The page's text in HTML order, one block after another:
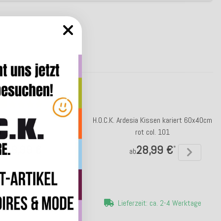
Kissen kariert 60x40cm
blau col. 021
28,99 €
ca. 5-7 Werktage
H.O.C.K. Ardesia Kissen kariert 60x40cm
rot col. 101
ab28,99 €*
Lieferzeit: ca. 2-4 Werktage